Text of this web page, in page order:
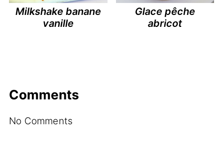
Milkshake banane
vanille
Glace pêche
abricot
Comments
No Comments